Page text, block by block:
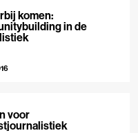
komen:
in de
voor